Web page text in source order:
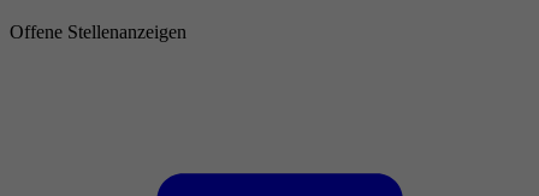
Offene Stellenanzeigen